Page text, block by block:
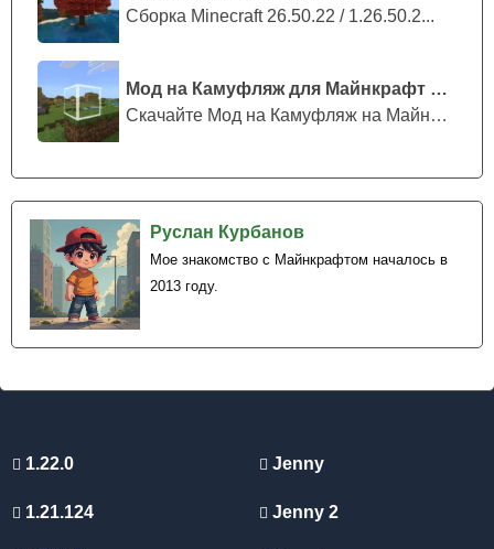
Сборка Minecraft 26.50.22 / 1.26.50.2...
Мод на Камуфляж для Майнкрафт ПЕ
Скачайте Мод на Камуфляж на Майнкрафт...
Руслан Курбанов
Мое знакомство с Майнкрафтом началось в
2013 году.
1.22.0
1.21.124
Jenny
Jenny 2